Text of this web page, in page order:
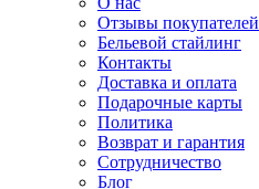
Отзывы покупателей
Бельевой стайлинг
Контакты
Доставка и оплата
Подарочные карты
Политика
Возврат и гарантия
Сотрудничество
Блог